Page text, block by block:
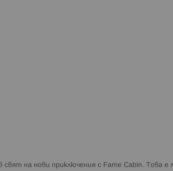
на нови приключения с Fame Cabin. Това е